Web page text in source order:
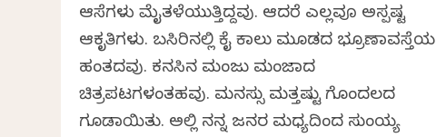
ಆಸೆಗಳು ಮೈತಳೆಯುತ್ತಿದ್ದವು. ಆದರೆ ಎಲ್ಲವೂ ಅಸ್ಪಷ್ಟ
ಆಕೃತಿಗಳು. ಬಸಿರಿನಲ್ಲಿ ಕೈ ಕಾಲು ಮೂಡದ ಭ್ರೂಣಾವಸ್ತೆಯ
ಹಂತದವು. ಕನಸಿನ ಮಂಜು ಮಂಜಾದ
ಚಿತ್ರಪಟಗಳಂತಹವು. ಮನಸ್ಸು ಮತ್ತಷ್ಟು ಗೊಂದಲದ
ಗೂಡಾಯಿತು. ಅಲ್ಲಿ ನನ್ನ ಜನರ ಮಧ್ಯದಿಂದ ಸುಂಯ್ಯ